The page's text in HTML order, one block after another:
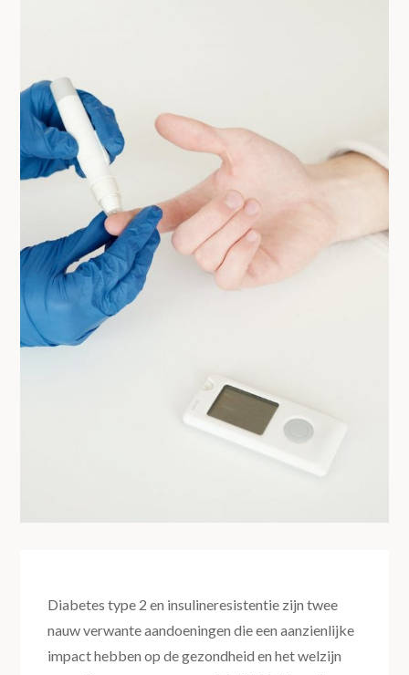
Diabetes type 2 en insulineresistentie zijn twee
nauw verwante aandoeningen die een aanzienlijke
impact hebben op de gezondheid en het welzijn